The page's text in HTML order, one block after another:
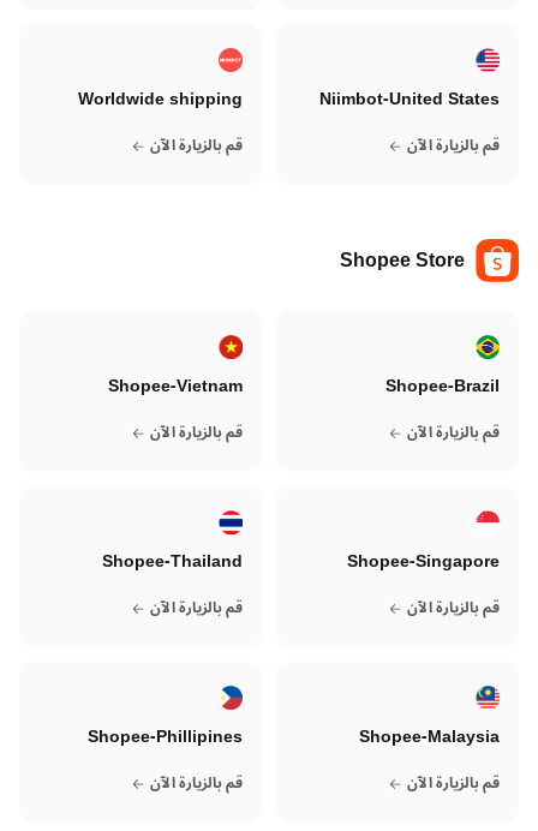
Niimbot-United States
قم بالزيارة الآن
Worldwide shipping
قم بالزيارة الآن
Shopee Store
Shopee-Brazil
قم بالزيارة الآن
Shopee-Vietnam
قم بالزيارة الآن
Shopee-Singapore
قم بالزيارة الآن
Shopee-Thailand
قم بالزيارة الآن
Shopee-Malaysia
قم بالزيارة الآن
Shopee-Phillipines
قم بالزيارة الآن